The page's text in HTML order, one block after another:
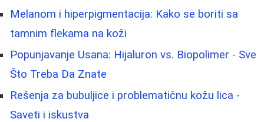
Melanom i hiperpigmentacija: Kako se boriti sa
tamnim flekama na koži
Popunjavanje Usana: Hijaluron vs. Biopolimer - Sve
Što Treba Da Znate
Rešenja za bubuljice i problematičnu kožu lica -
Saveti i iskustva